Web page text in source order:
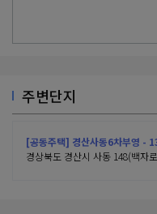
주변단지
[공동주택] 경산사동6차부영 -
경상북도 경산시 사동 148(백자